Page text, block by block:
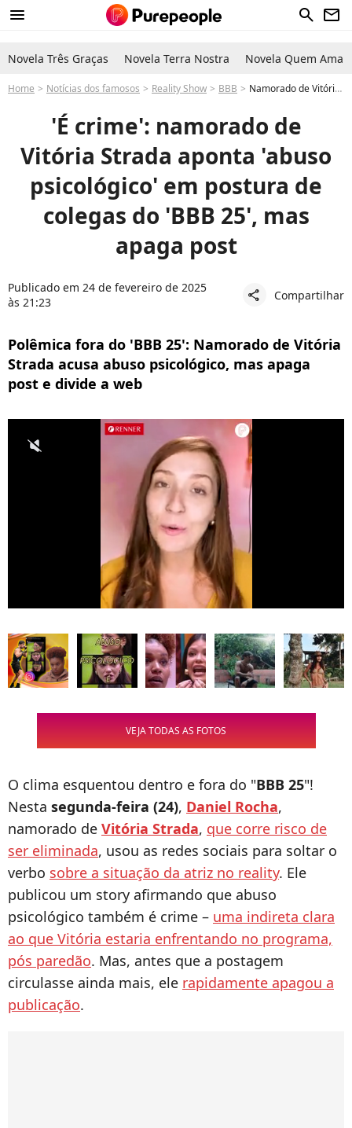
menu search newsletter
Novela Três Graças Novela Terra Nostra Novela Quem Ama
Home Notícias dos famosos Reality Show BBB Namorado de Vitória Strada, que está no Paredão do BBB 25, Daniel Rocha acusa Camilla e outros participantes de "abuso psicológico"
'É crime': namorado de
Vitória Strada aponta 'abuso
psicológico' em postura de
colegas do 'BBB 25', mas
apaga post
Publicado em 24 de fevereiro de 2025
às 21:23
share Compartilhar
Polêmica fora do 'BBB 25': Namorado de Vitória
Strada acusa abuso psicológico, mas apaga
post e divide a web
VEJA TODAS AS FOTOS
O clima esquentou dentro e fora do "BBB 25"!
Nesta segunda-feira (24), Daniel Rocha,
namorado de Vitória Strada, que corre risco de
ser eliminada, usou as redes sociais para soltar o
verbo sobre a situação da atriz no reality. Ele
publicou um story afirmando que abuso
psicológico também é crime – uma indireta clara
ao que Vitória estaria enfrentando no programa,
pós paredão. Mas, antes que a postagem
circulasse ainda mais, ele rapidamente apagou a
publicação.